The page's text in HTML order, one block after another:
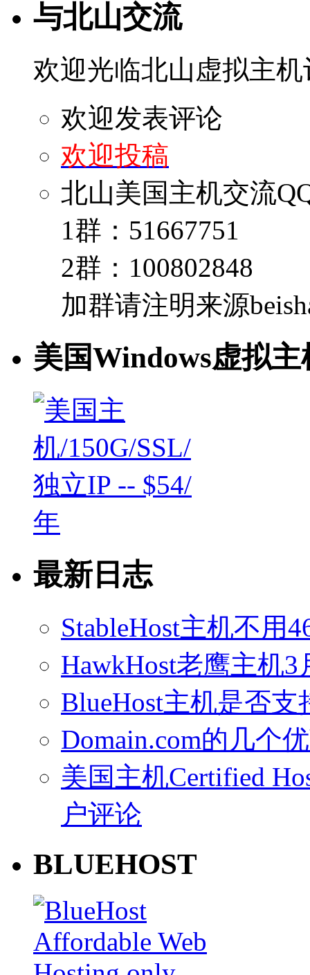
与北山交流
欢迎光临北山虚拟主机
欢迎发表评论
欢迎投稿
北山美国主机交流
1群：51667751
2群：100802848
加群请注明来源
美国Windows虚拟主
最新日志
StableHost主机不用
HawkHost老鹰主机
BlueHost主机是否
Domain.com的几个
美国主机Certified
户评论
BLUEHOST